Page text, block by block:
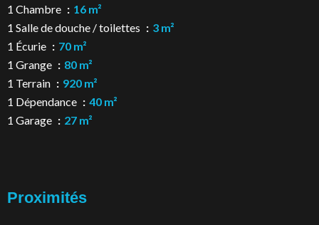
1 Chambre
16 m²
1 Salle de douche / toilettes
3 m²
1 Écurie
70 m²
1 Grange
80 m²
1 Terrain
920 m²
1 Dépendance
40 m²
1 Garage
27 m²
Proximités